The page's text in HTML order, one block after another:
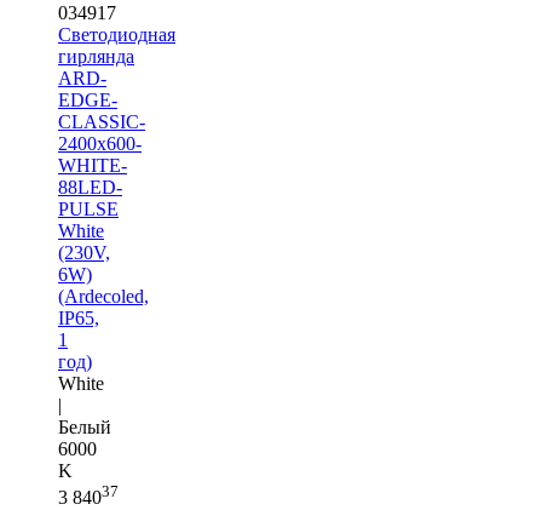
034917
Светодиодная
гирлянда
ARD-
EDGE-
CLASSIC-
2400x600-
WHITE-
88LED-
PULSE
White
(230V,
6W)
(Ardecoled,
IP65,
1
год)
White
|
Белый
6000
K
3 84037